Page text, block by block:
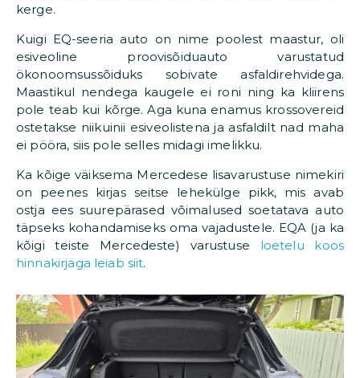
kerge.
Kuigi EQ-seeria auto on nime poolest maastur, oli
esiveoline proovisõiduauto varustatud
ökonoomsussõiduks sobivate asfaldirehvidega.
Maastikul nendega kaugele ei roni ning ka kliirens
pole teab kui kõrge. Aga kuna enamus krossovereid
ostetakse niikuinii esiveolistena ja asfaldilt nad maha
ei pööra, siis pole selles midagi imelikku.
Ka kõige väiksema Mercedese lisavarustuse nimekiri
on peenes kirjas seitse lehekülge pikk, mis avab
ostja ees suurepärased võimalused soetatava auto
täpseks kohandamiseks oma vajadustele. EQA (ja ka
kõigi teiste Mercedeste) varustuse loetelu koos
hinnakirjaga leiab siit.